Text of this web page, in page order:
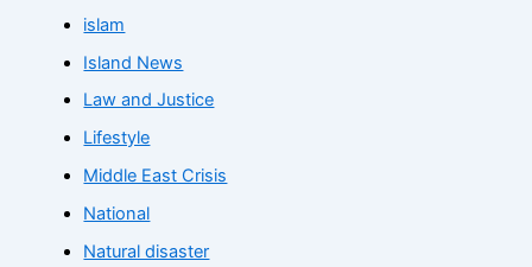
islam
Island News
Law and Justice
Lifestyle
Middle East Crisis
National
Natural disaster